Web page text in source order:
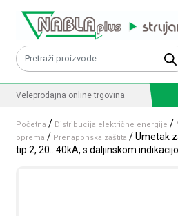
Pretraži:
Veleprodajna online trgovina
Početna / Distribucija električne energije /
oprema / Prenaponska zaštita / Umetak
tip 2, 20…40kA, s daljinskom